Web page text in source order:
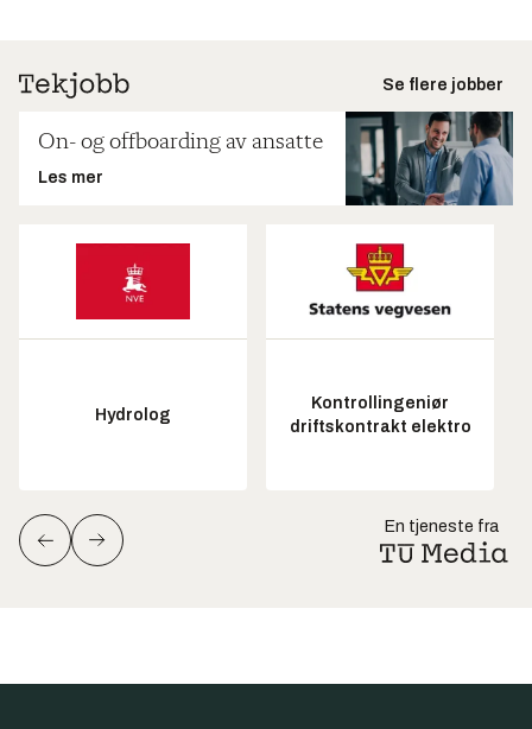
Se flere jobber
On- og offboarding av ansatte
Les mer
Hydrolog
Kontrollingeniør
driftskontrakt elektro
En tjeneste fra